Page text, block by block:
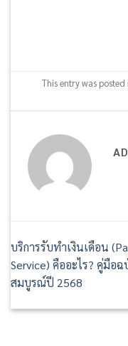
This entry was posted
บริการรับทำเงินเดือน
Service) คืออะไร? คู่มือฉ
สมบูรณ์ปี 2568